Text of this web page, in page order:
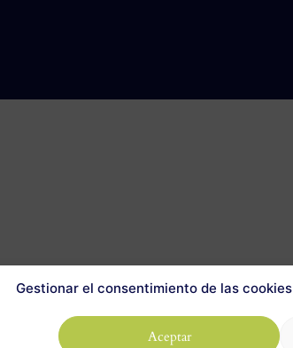
Gestionar el consentimiento de las cookies
Aceptar